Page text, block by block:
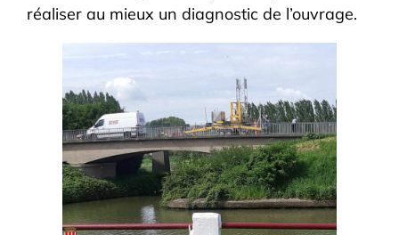
réaliser au mieux un diagnostic de l’ouvrage.